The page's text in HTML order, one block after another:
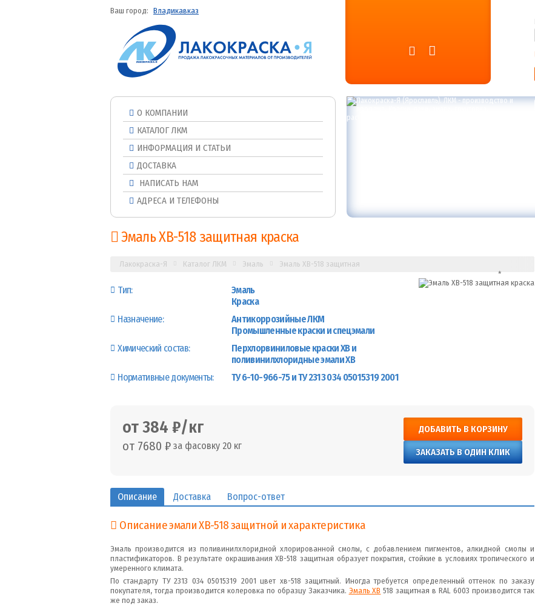
Ваш город: Владикавказ
О КОМПАНИИ
КАТАЛОГ ЛКМ
ИНФОРМАЦИЯ И СТАТЬИ
ДОСТАВКА
НАПИСАТЬ НАМ
АДРЕСА И ТЕЛЕФОНЫ
Эмаль ХВ-518 защитная краска
Лакокраска-Я Каталог ЛКМ Эмаль Эмаль ХВ-518 защитная
Тип:
Эмаль
Краска
Назначение:
Антикоррозийные ЛКМ
Промышленные краски и спецэмали
Химический состав:
Перхлорвиниловые краски ХВ и
поливинилхлоридные эмали ХВ
Нормативные документы:
ТУ 6-10-966-75 и ТУ 2313 034 05015319 2001
от 384 ₽/кг
от 7680 ₽ за фасовку 20 кг
ДОБАВИТЬ В КОРЗИНУ
ЗАКАЗАТЬ В ОДИН КЛИК
Описание Доставка Вопрос-ответ
Описание эмали ХВ-518 защитной и характеристика
Эмаль производится из поливинилхлоридной хлорированной смолы, с добавлением пигментов, алкидной смолы и
пластификаторов. В результате окрашивания ХВ-518 защитная образует покрытия, стойкие в условиях тропического и
умеренного климата.
По стандарту ТУ 2313 034 05015319 2001 цвет хв-518 защитный. Иногда требуется определенный оттенок по заказу
покупателя, тогда производится колеровка по образцу Заказчика. Эмаль ХВ 518 защитная в RAL 6003 производится так
же под заказ.